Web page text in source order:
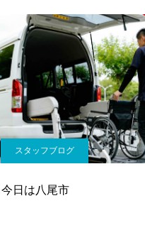
スタッフブログ
今日は八尾市